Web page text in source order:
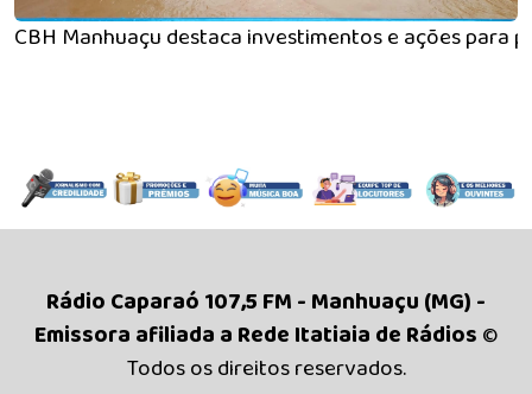
CBH Manhuaçu destaca investimentos e ações para
Rádio Caparaó 107,5 FM - Manhuaçu (MG) -
Emissora afiliada a Rede Itatiaia de Rádios©
Todos os direitos reservados.